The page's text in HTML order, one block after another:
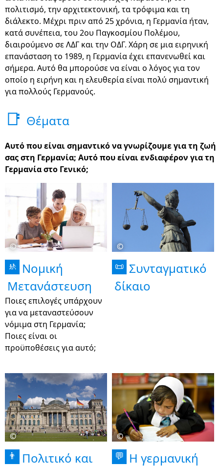
πολιτισμό, την αρχιτεκτονική, τα τρόφιμα και τη
διάλεκτο. Μέχρι πριν από 25 χρόνια, η Γερμανία ήταν,
κατά συνέπεια, του 2ου Παγκοσμίου Πολέμου,
διαιρούμενο σε ΛΔΓ και την ΟΔΓ. Χάρη σε μια ειρηνική
επανάσταση το 1989, η Γερμανία έχει επανενωθεί και
σήμερα. Αυτό θα μπορούσε να είναι ο λόγος για τον
οποίο η ειρήνη και η ελευθερία είναι πολύ σημαντική
για πολλούς Γερμανούς.
📑 Θέματα
Αυτό που είναι σημαντικό να γνωρίζουμε για τη ζωή
σας στη Γερμανία; Αυτό που είναι ενδιαφέρον για τη
Γερμανία στο Γενικό;
©
🚸
Νομική
Μετανάστευση
Ποιες επιλογές υπάρχουν
για να μεταναστεύσουν
νόμιμα στη Γερμανία;
Ποιες είναι οι
προϋποθέσεις για αυτό;
©
📜 Συνταγματικό
δίκαιο
©
👨
Πολιτικό και
©
💬
Η γερμανική